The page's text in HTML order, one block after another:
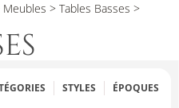
> Tables Basses >
STYLES ÉPOQUES